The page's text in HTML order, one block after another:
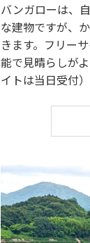
バンガローは、
な建物ですが、
きます。フリー
能で見晴らしが
イトは当日受付）